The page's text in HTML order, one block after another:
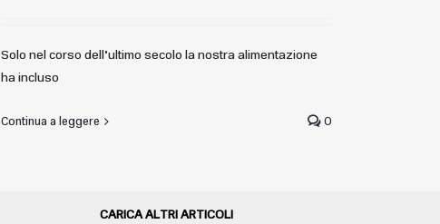
Solo nel corso dell’ultimo secolo la nostra alimentazione
ha incluso
Continua a leggere 0
CARICA ALTRI ARTICOLI